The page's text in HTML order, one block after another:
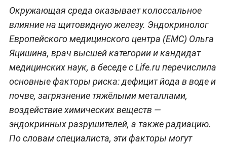
Окружающая среда оказывает колоссальное
влияние на щитовидную железу. Эндокринолог
Европейского медицинского центра (ЕМС) Ольга
Яцишина, врач высшей категории и кандидат
медицинских наук, в беседе с Life.ru перечислила
основные факторы риска: дефицит йода в воде и
почве, загрязнение тяжёлыми металлами,
воздействие химических веществ —
эндокринных разрушителей, а также радиацию.
По словам специалиста, эти факторы могут